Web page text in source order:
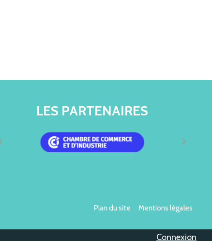
LES PARTENAIRES
Plan du site Mentions légales
Connexion